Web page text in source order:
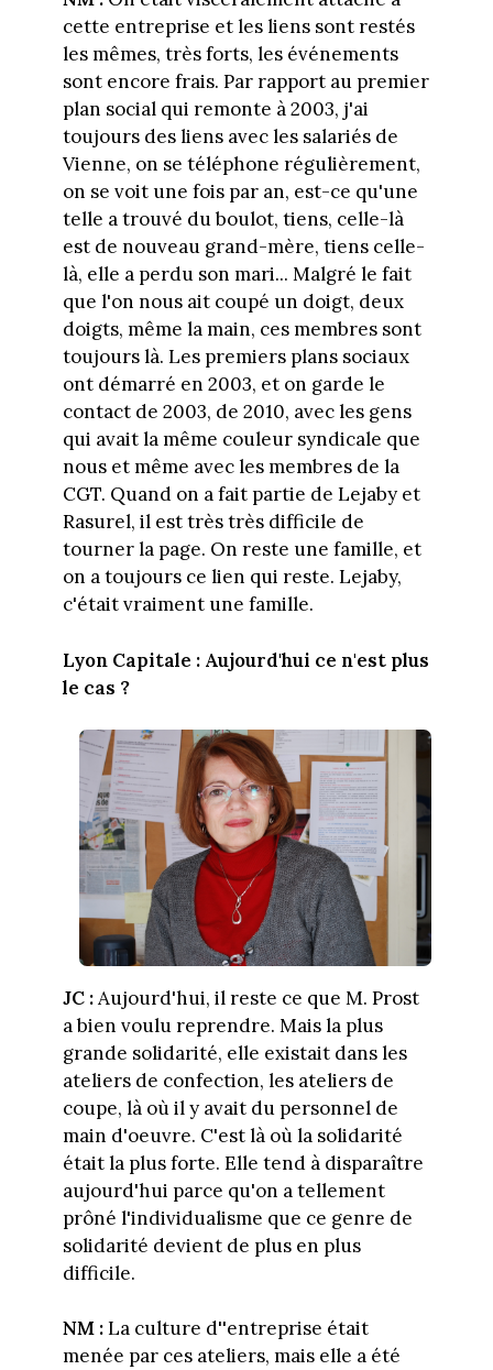
cette entreprise et les liens sont restés
les mêmes, très forts, les événements
sont encore frais. Par rapport au premier
plan social qui remonte à 2003, j'ai
toujours des liens avec les salariés de
Vienne, on se téléphone régulièrement,
on se voit une fois par an, est-ce qu'une
telle a trouvé du boulot, tiens, celle-là
est de nouveau grand-mère, tiens celle-
là, elle a perdu son mari... Malgré le fait
que l'on nous ait coupé un doigt, deux
doigts, même la main, ces membres sont
toujours là. Les premiers plans sociaux
ont démarré en 2003, et on garde le
contact de 2003, de 2010, avec les gens
qui avait la même couleur syndicale que
nous et même avec les membres de la
CGT. Quand on a fait partie de Lejaby et
Rasurel, il est très très difficile de
tourner la page. On reste une famille, et
on a toujours ce lien qui reste. Lejaby,
c'était vraiment une famille.
Lyon Capitale : Aujourd'hui ce n'est plus
le cas ?
JC :Aujourd'hui, il reste ce que M. Prost
a bien voulu reprendre. Mais la plus
grande solidarité, elle existait dans les
ateliers de confection, les ateliers de
coupe, là où il y avait du personnel de
main d'oeuvre. C'est là où la solidarité
était la plus forte. Elle tend à disparaître
aujourd'hui parce qu'on a tellement
prôné l'individualisme que ce genre de
solidarité devient de plus en plus
difficile.
NM :La culture d''entreprise était
menée par ces ateliers, mais elle a été